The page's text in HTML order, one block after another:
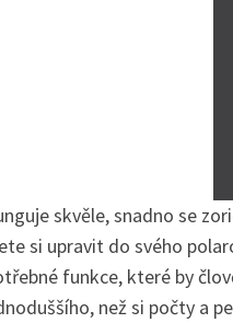
skvěle, snadno se
si upravit do svého
funkce, které by
než si počty a
o
: